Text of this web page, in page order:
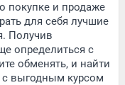
покупке и продаже
для себя лучшие
Получив
определиться с
обменять, и найти
выгодным курсом